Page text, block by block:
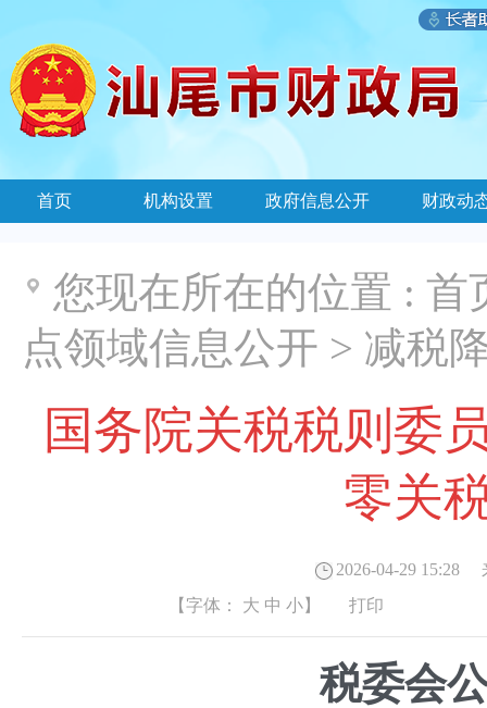
首页 机构设置 政府信息公开 财政动
您现在所在的位置 : 首
点领域信息公开 > 减税
国务院关税税则委
零关
2026-04-29 15:28
【字体： 大 中 小】 打印
税委会